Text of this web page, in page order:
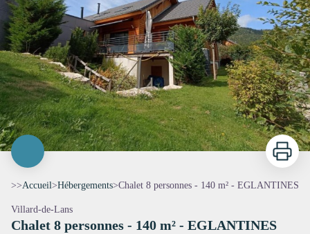
Imprimer
>>Accueil>Hébergements>Chalet 8 personnes - 140 m² - EGLANTINES
Villard-de-Lans
Chalet 8 personnes - 140 m² - EGLANTINES